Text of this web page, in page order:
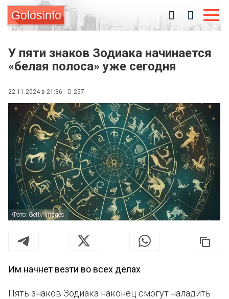
Golosinfo
У пяти знаков Зодиака начинается
«белая полоса» уже сегодня
22.11.2024 в 21:36 257
Фото: Getty Images
Им начнет везти во всех делах
Пять знаков Зодиака наконец смогут наладить